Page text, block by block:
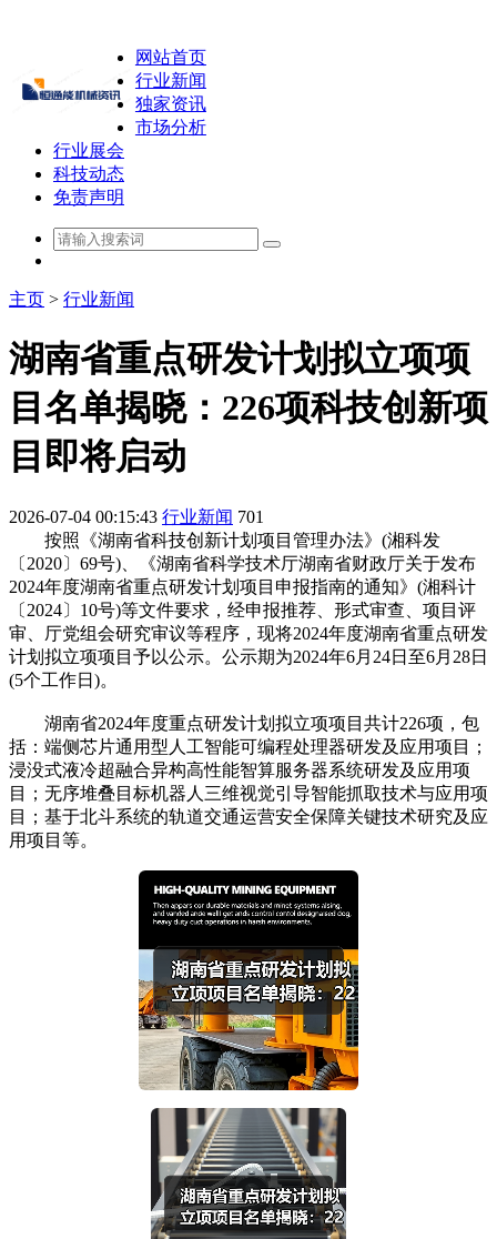
网站首页
行业新闻
独家资讯
市场分析
行业展会
科技动态
免责声明
主页 > 行业新闻
湖南省重点研发计划拟立项项
目名单揭晓：226项科技创新项
目即将启动
2026-07-04 00:15:43 行业新闻 701
按照《湖南省科技创新计划项目管理办法》(湘科发
〔2020〕69号)、《湖南省科学技术厅湖南省财政厅关于发布
2024年度湖南省重点研发计划项目申报指南的通知》(湘科计
〔2024〕10号)等文件要求，经申报推荐、形式审查、项目评
审、厅党组会研究审议等程序，现将2024年度湖南省重点研发
计划拟立项项目予以公示。公示期为2024年6月24日至6月28日
(5个工作日)。
湖南省2024年度重点研发计划拟立项项目共计226项，包
括：端侧芯片通用型人工智能可编程处理器研发及应用项目；
浸没式液冷超融合异构高性能智算服务器系统研发及应用项
目；无序堆叠目标机器人三维视觉引导智能抓取技术与应用项
目；基于北斗系统的轨道交通运营安全保障关键技术研究及应
用项目等。